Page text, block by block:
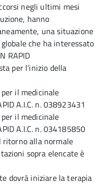
negli ultimi mesi
hanno
una situazione
che ha interessato
RAPID
per l’inizio della
il medicinale
A.I.C. n. 038923431
il medicinale
A.I.C. n. 034185850
ritorno alla normale
sopra elencate è
dovrà iniziare la terapia